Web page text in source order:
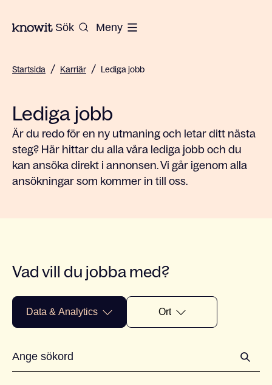
Till startsidan på Knowit
Sök Meny
Startsida / Karriär / Lediga jobb
Lediga jobb
Är du redo för en ny utmaning och letar ditt nästa
steg? Här hittar du alla våra lediga jobb och du
kan ansöka direkt i annonsen. Vi går igenom alla
ansökningar som kommer in till oss.
Vad vill du jobba med?
Data & Analytics Ort